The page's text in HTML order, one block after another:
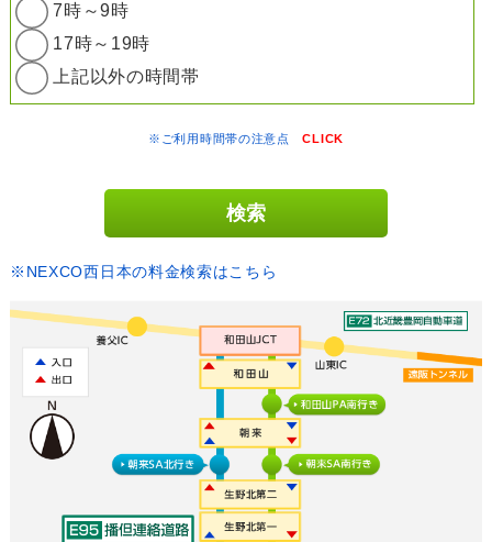
7時～9時
17時～19時
上記以外の時間帯
※ご利用時間帯の注意点CLICK
※NEXCO西日本の料金検索はこちら